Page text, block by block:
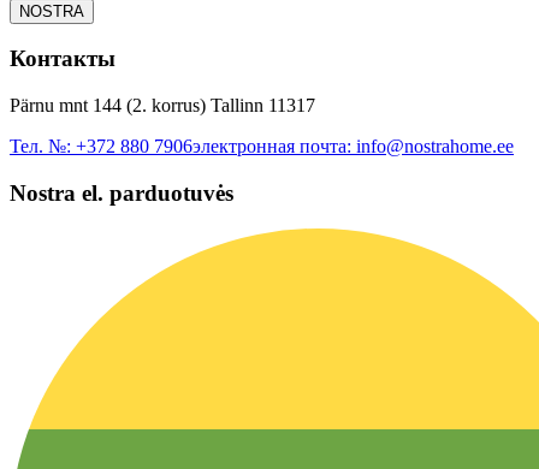
NOSTRA
Контакты
Pärnu mnt 144 (2. korrus) Tallinn 11317
Тел. №: +372 880 7906электронная почта: info@nostrahome.ee
Nostra el. parduotuvės